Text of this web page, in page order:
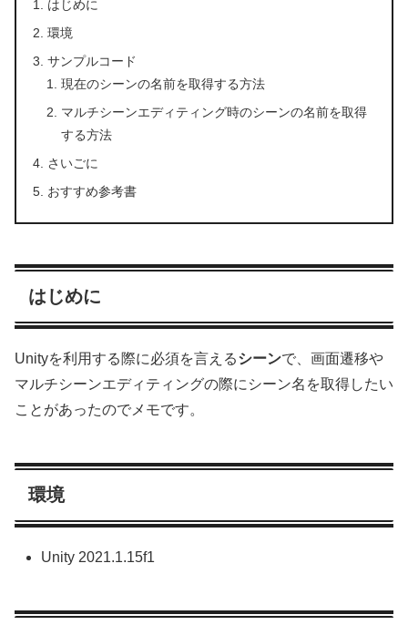
はじめに
環境
サンプルコード
現在のシーンの名前を取得する方法
マルチシーンエディティング時のシーンの名前を取得
する方法
さいごに
おすすめ参考書
はじめに
Unityを利用する際に必須を言えるシーンで、画面遷移や
マルチシーンエディティングの際にシーン名を取得したい
ことがあったのでメモです。
環境
Unity 2021.1.15f1